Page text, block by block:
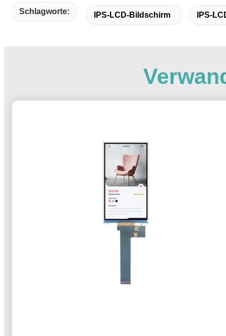
Schlagworte: IPS-LCD-Bildschirm IPS-